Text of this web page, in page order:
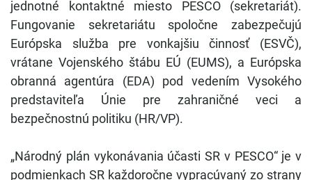
jednotné kontaktné miesto PESCO (sekretariát).
Fungovanie sekretariátu spoločne zabezpečujú
Európska služba pre vonkajšiu činnosť (ESVČ),
vrátane Vojenského štábu EÚ (EUMS), a Európska
obranná agentúra (EDA) pod vedením Vysokého
predstaviteľa Únie pre zahraničné veci a
bezpečnostnú politiku (HR/VP).
„Národný plán vykonávania účasti SR v PESCO“ je v
podmienkach SR každoročne vypracúvaný zo strany